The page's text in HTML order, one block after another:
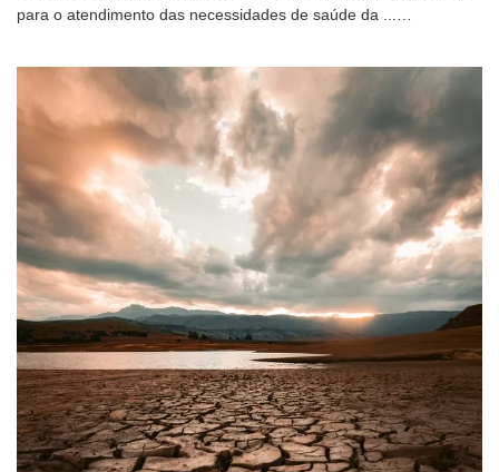
para o atendimento das necessidades de saúde da ...…